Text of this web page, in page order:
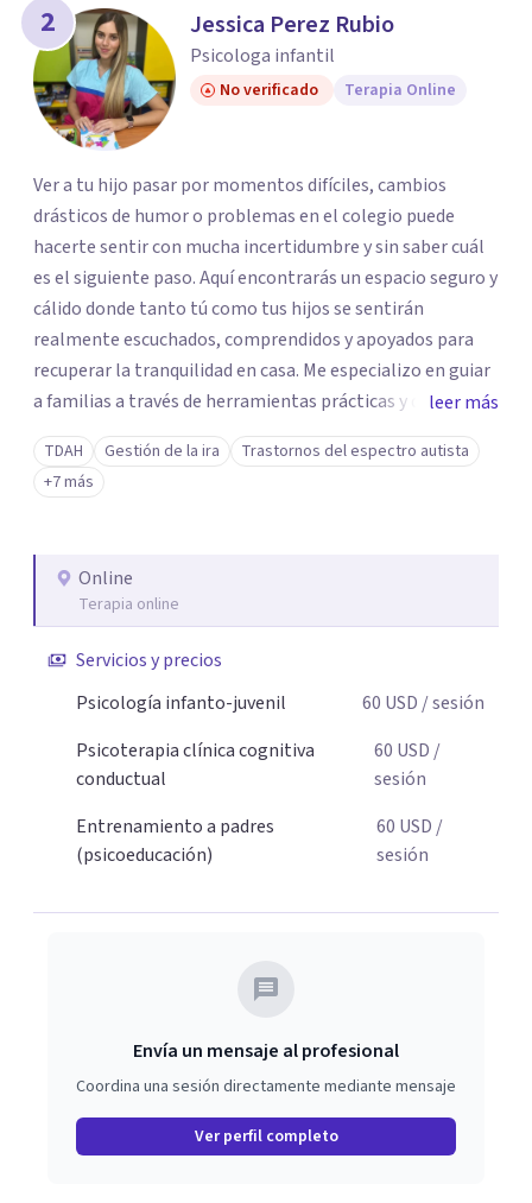
2 Jessica Perez Rubio
Psicologa infantil
No verificado Terapia Online
Ver a tu hijo pasar por momentos difíciles, cambios
drásticos de humor o problemas en el colegio puede
hacerte sentir con mucha incertidumbre y sin saber cuál
es el siguiente paso. Aquí encontrarás un espacio seguro y
cálido donde tanto tú como tus hijos se sentirán
realmente escuchados, comprendidos y apoyados para
recuperar la tranquilidad en casa. Me especializo en guiar
a familias a través de herramientas prácticas y dinámicas
adaptadas a la edad de cada menor, dejando de lado las
etiquetas y los tecnicismos. Mi forma de trabajar se
centra en entender las emociones que hay detrás del
necesaria para superar sus retos y fortaleciendo la
comunicación entre ustedes. Acompaño a niños y
adolescentes que están lidiando con la ansiedad, la
timidez, la rebeldía o dificultades escolares, así como a
educar sin perder la paciencia ni el control. Si estás listo
para dar el primer paso hacia una convivencia familiar
más armoniosa, agenda tu sesión y empecemos a
leer más
TDAH Gestión de la ira
Trastornos del espectro autista
+7 más
Online
Terapia online
Servicios y precios
Psicología infanto-juvenil
60 USD / sesión
Psicoterapia clínica cognitiva
conductual
60 USD /
sesión
Entrenamiento a padres
(psicoeducación)
60 USD /
sesión
Envía un mensaje al profesional
Coordina una sesión directamente mediante mensaje
Ver perfil completo